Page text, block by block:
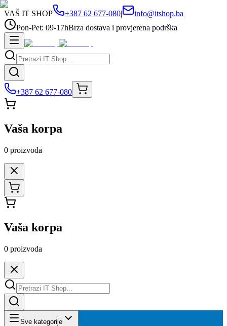
VAŠ IT SHOP +387 62 677-080|
info@itshop.ba
Pon-Pet: 09-17hBrza dostava i provjerena podrška
+387 62 677-080
Vaša korpa
0 proizvoda
Vaša korpa
0 proizvoda
Sve kategorije